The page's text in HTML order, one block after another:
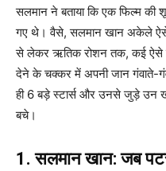
सलमान ने बताया कि एक फिल्म की
गए थे। वैसे, सलमान खान अकेले ऐसे
से लेकर ऋतिक रोशन तक, कई ऐसे
देने के चक्कर में अपनी जान गंवाते-
ही 6 बड़े स्टार्स और उनसे जुड़े उन
बचे।
1. सलमान खान: जब